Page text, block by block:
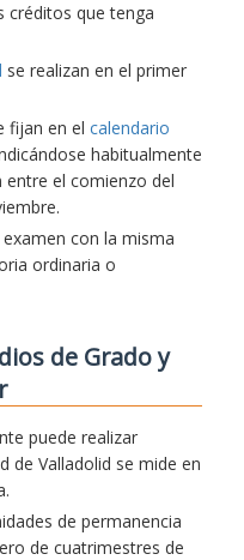
créditos que tenga
se realizan en el primer
fijan en el calendario
habitualmente
el comienzo del
con la misma
ordinaria o
de Grado y
puede realizar
de Valladolid se mide en
de permanencia
de cuatrimestres de